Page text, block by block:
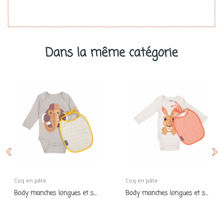
Dans la même catégorie
Coq en pâte
Body manches longues et son bavoir assorti...
Coq en pâte
Body manches longues et son bavoir assorti...